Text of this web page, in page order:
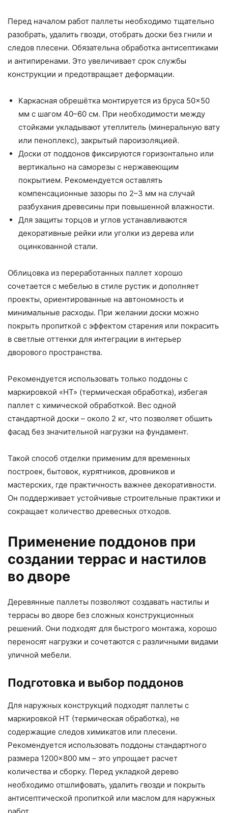
Перед началом работ паллеты необходимо тщательно
разобрать, удалить гвозди, отобрать доски без гнили и
следов плесени. Обязательна обработка антисептиками
и антипиренами. Это увеличивает срок службы
конструкции и предотвращает деформации.
Каркасная обрешётка монтируется из бруса 50×50
мм с шагом 40–60 см. При необходимости между
стойками укладывают утеплитель (минеральную вату
или пеноплекс), закрытый пароизоляцией.
Доски от поддонов фиксируются горизонтально или
вертикально на саморезы с нержавеющим
покрытием. Рекомендуется оставлять
компенсационные зазоры по 2–3 мм на случай
разбухания древесины при повышенной влажности.
Для защиты торцов и углов устанавливаются
декоративные рейки или уголки из дерева или
оцинкованной стали.
Облицовка из переработанных паллет хорошо
сочетается с мебелью в стиле рустик и дополняет
проекты, ориентированные на автономность и
минимальные расходы. При желании доски можно
покрыть пропиткой с эффектом старения или покрасить
в светлые оттенки для интеграции в интерьер
дворового пространства.
Рекомендуется использовать только поддоны с
маркировкой «HT» (термическая обработка), избегая
паллет с химической обработкой. Вес одной
стандартной доски – около 2 кг, что позволяет обшить
фасад без значительной нагрузки на фундамент.
Такой способ отделки применим для временных
построек, бытовок, курятников, дровников и
мастерских, где практичность важнее декоративности.
Он поддерживает устойчивые строительные практики и
сокращает количество древесных отходов.
Применение поддонов при
создании террас и настилов
во дворе
Деревянные паллеты позволяют создавать настилы и
террасы во дворе без сложных конструкционных
решений. Они подходят для быстрого монтажа, хорошо
переносят нагрузки и сочетаются с различными видами
уличной мебели.
Подготовка и выбор поддонов
Для наружных конструкций подходят паллеты с
маркировкой HT (термическая обработка), не
содержащие следов химикатов или плесени.
Рекомендуется использовать поддоны стандартного
размера 1200×800 мм – это упрощает расчет
количества и сборку. Перед укладкой дерево
необходимо отшлифовать, удалить гвозди и покрыть
антисептической пропиткой или маслом для наружных